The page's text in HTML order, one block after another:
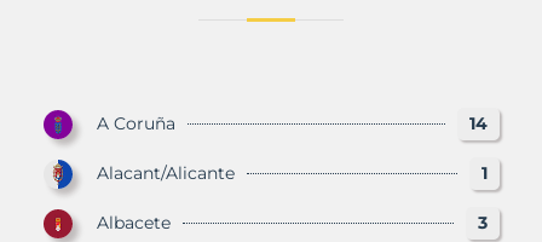
A Coruña 14
Alacant/Alicante 1
Albacete 3